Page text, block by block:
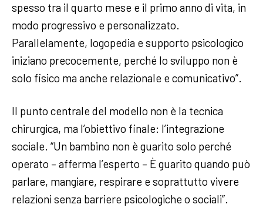
spesso tra il quarto mese e il primo anno di vita, in
modo progressivo e personalizzato.
Parallelamente, logopedia e supporto psicologico
iniziano precocemente, perché lo sviluppo non è
solo fisico ma anche relazionale e comunicativo”.
Il punto centrale del modello non è la tecnica
chirurgica, ma l’obiettivo finale: l’integrazione
sociale. “Un bambino non è guarito solo perché
operato – afferma l’esperto – È guarito quando può
parlare, mangiare, respirare e soprattutto vivere
relazioni senza barriere psicologiche o sociali”.